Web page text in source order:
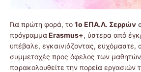
Για πρώτη φορά, το 1ο ΕΠΑ.Λ. Σερρών
πρόγραμμα Erasmus+, ύστερα από
υπέβαλε, εγκαινιάζοντας, ευχόμαστε,
συμμετοχές προς όφελος των
παρακολουθείτε την πορεία εργασιών